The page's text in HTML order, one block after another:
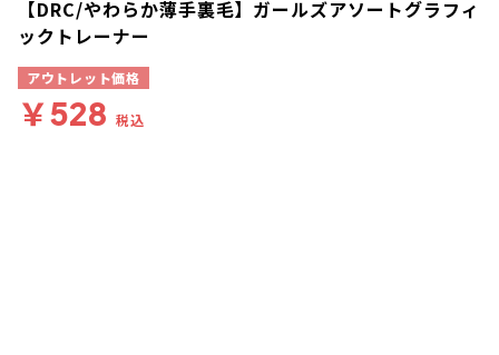
【DRC/やわらか薄手裏毛】ガールズアソートグラフィ
ックトレーナー
アウトレット価格
￥528 税込